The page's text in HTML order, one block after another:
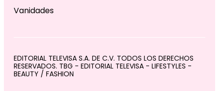
Vanidades
EDITORIAL TELEVISA S.A. DE C.V. TODOS LOS DERECHOS
RESERVADOS. TBG - EDITORIAL TELEVISA - LIFESTYLES -
BEAUTY / FASHION